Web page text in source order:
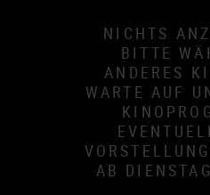
NICHTS
BITTE
ANDERES
WARTE AUF
AB